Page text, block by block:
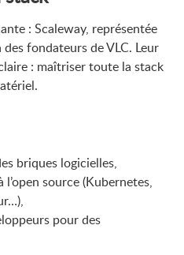
: Scaleway, représentée
fondateurs de VLC. Leur
: maîtriser toute la stack
briques logicielles,
source (Kubernetes,
pour des